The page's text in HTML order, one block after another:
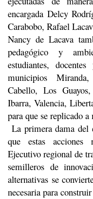
encargada Delcy
Carabobo, Rafael
Nancy de Lacava
pedagógico y
estudiantes,
municipios
Cabello, Los
Ibarra, Valencia,
para que se replicado
La primera dama del
que estas acciones
Ejecutivo regional de
semilleros de
alternativas se
necesaria para